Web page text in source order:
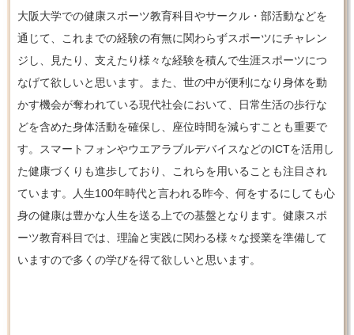
大阪大学での健康スポーツ教育科目やサークル・部活動などを
通じて、これまでの経験の有無に関わらずスポーツにチャレン
ジし、見たり、支えたり様々な経験を積んで生涯スポーツにつ
なげて欲しいと思います。また、世の中が便利になり身体を動
かす機会が奪われている現代社会において、日常生活の歩行な
どを含めた身体活動を確保し、座位時間を減らすことも重要で
す。スマートフォンやウエアラブルデバイスなどのICTを活用し
た健康づくりも進歩しており、これらを用いることも注目され
ています。人生100年時代と言われる昨今、何をするにしても心
身の健康は豊かな人生を送る上での基盤となります。健康スポ
ーツ教育科目では、理論と実践に関わる様々な授業を準備して
いますので多くの学びを得て欲しいと思います。